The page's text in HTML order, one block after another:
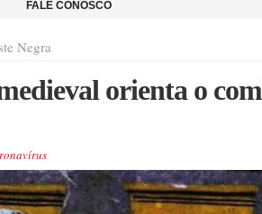
FALE CONOSCO
Negra
orienta o